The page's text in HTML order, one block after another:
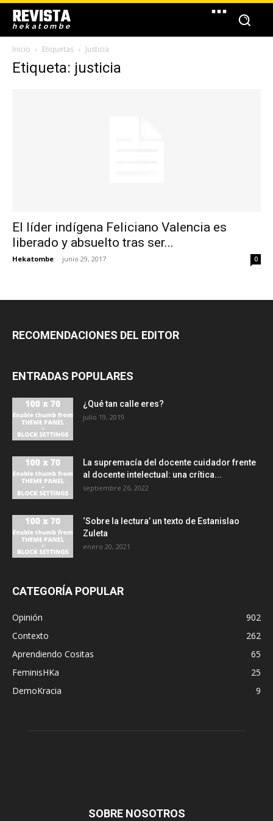
REVISTA
hekatombe
Inicio Etiquetas Justicia
Etiqueta: justicia
El líder indígena Feliciano Valencia es
liberado y absuelto tras ser...
Hekatombe - junio 29, 2017 0
RECOMENDACIONES DEL EDITOR
ENTRADAS POPULARES
¿Qué tan calle eres?
julio 19, 2019
La supremacía del docente cuidador frente
al docente intelectual: una crítica...
septiembre 26, 2022
‘Sobre la lectura’ un texto de Estanislao
Zuleta
enero 20, 2021
CATEGORÍA POPULAR
Opinión
902
Contexto
262
Aprendiendo Cositas
65
FeminisHKa
25
DemoKracia
9
SOBRE NOSOTROS